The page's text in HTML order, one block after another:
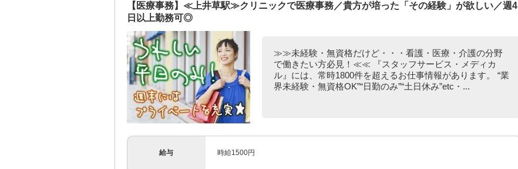
【医療事務】≪上井草駅≫クリニックで医療事務／貴方が培った「その経験」が欲しい／週4
日以上勤務可◎
≫≫未経験・無資格だけど・・・看護・医療・介護の分野
で働きたい方必見！≪≪ 『スタッフサービス・メディカ
ル』には、常時1800件を超えるお仕事情報があります。 “業
界未経験・無資格OK”“日勤のみ”“土日休み”etc・...
給与 時給1500円